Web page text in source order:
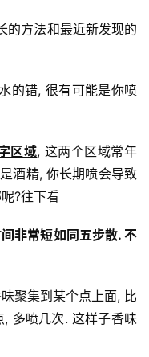
的方法和最近新发现的
的错, 很有可能是你喷
区域, 这两个区域常年
酒精, 你长期喷会导致
?往下看
非常短如同五步散. 不
聚集到某个点上面, 比
多喷几次. 这样子香味